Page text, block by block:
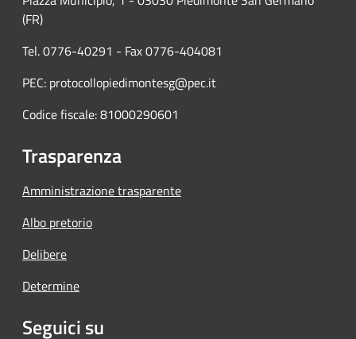
(FR)
Tel. 0776-40291 - Fax 0776-404081
PEC: protocollopiedimontesg@pec.it
Codice fiscale: 81000290601
Trasparenza
Amministrazione trasparente
Albo pretorio
Delibere
Determine
Seguici su